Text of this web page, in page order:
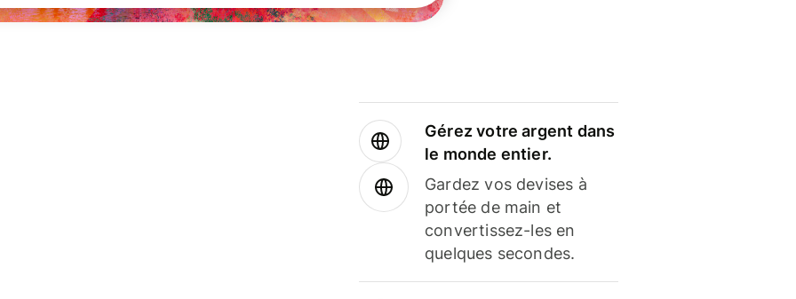
Gérez votre argent dans
le monde entier.
Gardez vos devises à
portée de main et
convertissez-les en
quelques secondes.